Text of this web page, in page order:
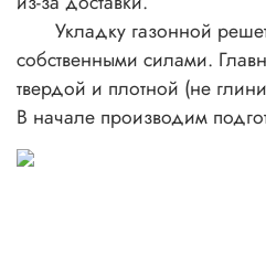
Укладку газонной
собственными силами.
твердой и плотной (не
В начале производим